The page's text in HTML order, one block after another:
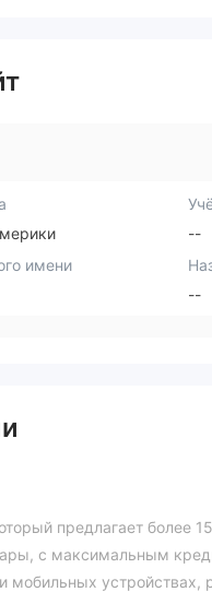
--
имени
--
предлагает более
с максимальным
мобильных